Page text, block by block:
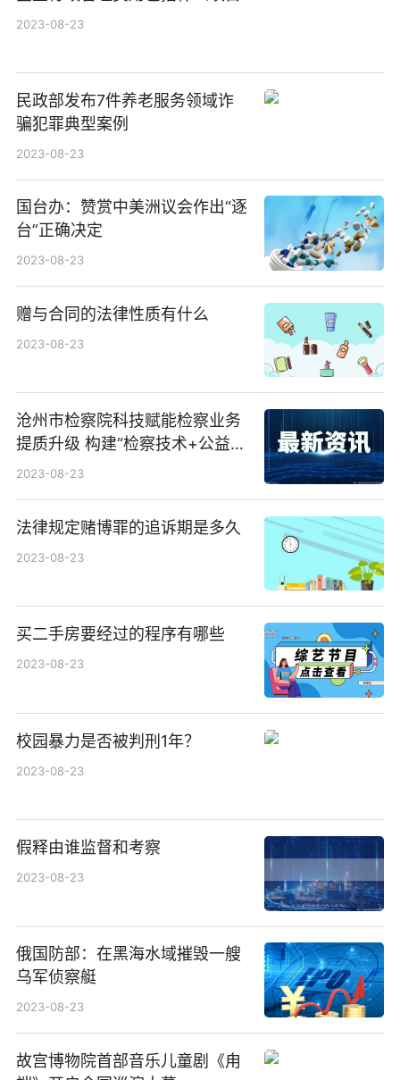
2023-08-23
民政部发布7件养老服务领域诈
骗犯罪典型案例
2023-08-23
国台办：赞赏中美洲议会作出“逐
台”正确决定
2023-08-23
赠与合同的法律性质有什么
2023-08-23
沧州市检察院科技赋能检察业务
提质升级 构建“检察技术+公益诉
讼” 协同办案新格局
2023-08-23
法律规定赌博罪的追诉期是多久
2023-08-23
买二手房要经过的程序有哪些
2023-08-23
校园暴力是否被判刑1年？
2023-08-23
假释由谁监督和考察
2023-08-23
俄国防部：在黑海水域摧毁一艘
乌军侦察艇
2023-08-23
故宫博物院首部音乐儿童剧《甪